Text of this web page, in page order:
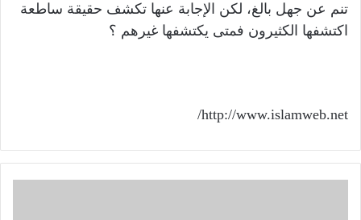
تنم عن جهل بالغ، لكن الإجابة عنها تكشف حقيقة ساطعة
اكتشفها الكثيرون فمتى يكتشفها غيرهم ؟
http://www.islamweb.net/